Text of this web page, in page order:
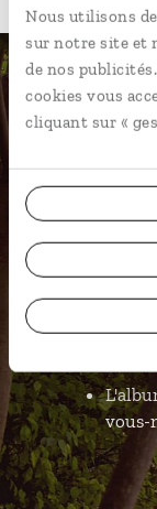
Nous utilisons
sur notre site et
de nos
cookies vous
cliquant sur «
Notre
Les
vous-